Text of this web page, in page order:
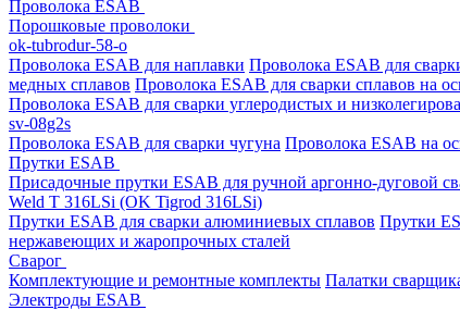
Проволока ESAB
Порошковые проволоки
ok-tubrodur-58-o
Проволока ESAB для наплавки Проволока ESAB для
медных сплавов Проволока ESAB для сварки сплавов на
Проволока ESAB для сварки углеродистых и
sv-08g2s
Проволока ESAB для сварки чугуна Проволока ESAB на
Прутки ESAB
Присадочные прутки ESAB для ручной аргонно-дуговой
Weld T 316LSi (OK Tigrod 316LSi)
Прутки ESAB для сварки алюминиевых сплавов Прутки
нержавеющих и жаропрочных сталей
Сварог
Комплектующие и ремонтные комплекты Палатки
Электроды ESAB